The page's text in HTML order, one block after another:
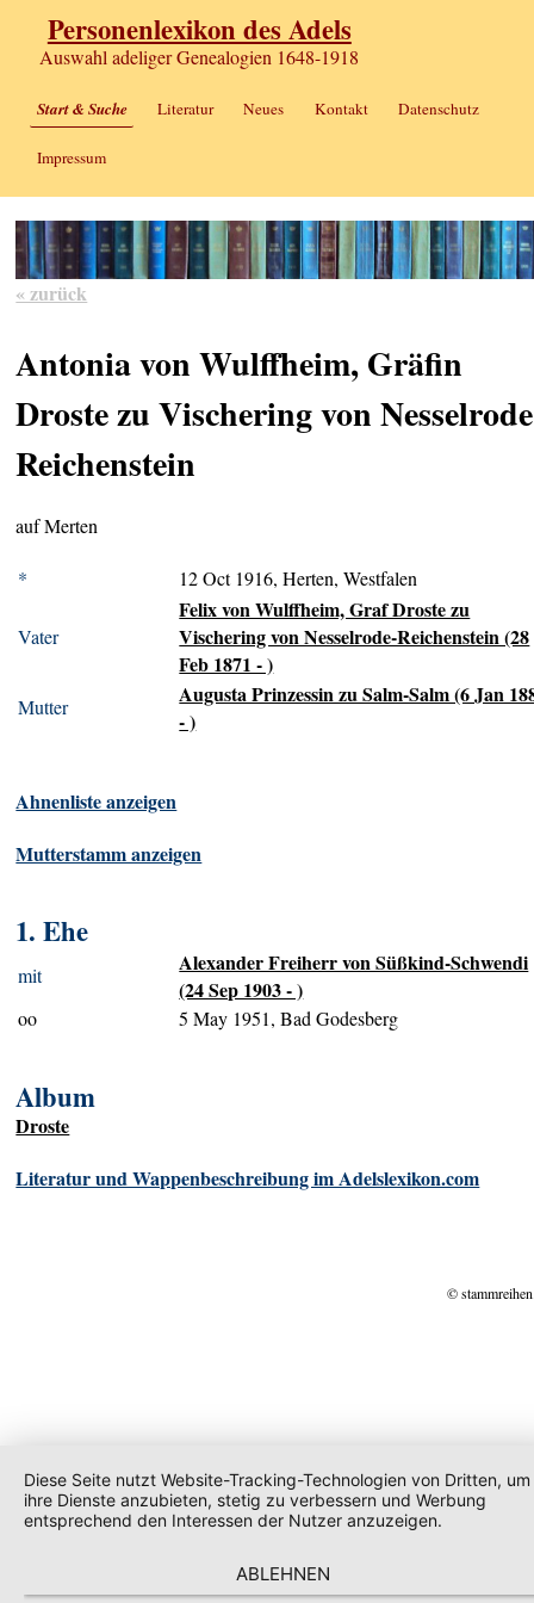
Personenlexikon des Adels
Auswahl adeliger Genealogien 1648-1918
Start & Suche Literatur Neues Kontakt Datenschutz
Impressum
« zurück
Antonia von Wulffheim, Gräfin
Droste zu Vischering von
Reichenstein
auf Merten
* 12 Oct 1916, Herten, Westfalen
Vater
Felix von Wulffheim, Graf Droste zu
Vischering von Nesselrode-Reichenstein (28
Feb 1871 - )
Mutter
Augusta Prinzessin zu Salm-Salm (6 Jan
- )
Ahnenliste anzeigen
Mutterstamm anzeigen
1. Ehe
mit
Alexander Freiherr von Süßkind-Schwendi
(24 Sep 1903 - )
oo 5 May 1951, Bad Godesberg
Album
Droste
Literatur und Wappenbeschreibung im Adelslexikon.com
©
Diese Seite nutzt Website-Tracking-Technologien von Dritten, um
ihre Dienste anzubieten, stetig zu verbessern und Werbung
entsprechend den Interessen der Nutzer anzuzeigen.
ABLEHNEN